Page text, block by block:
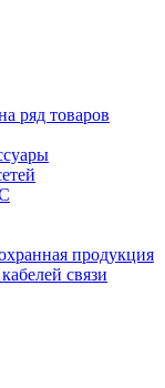
ряд товаров
продукция
связи